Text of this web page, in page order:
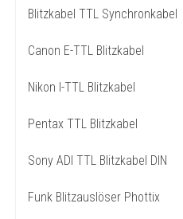
Blitzkabel TTL Synchronkabel
Canon E-TTL Blitzkabel
Nikon I-TTL Blitzkabel
Pentax TTL Blitzkabel
Sony ADI TTL Blitzkabel DIN
Funk Blitzauslöser Phottix